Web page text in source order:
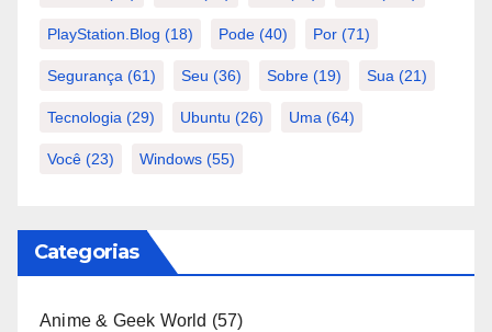
PlayStation.Blog (18) Pode (40) Por (71)
Segurança (61) Seu (36) Sobre (19) Sua (21)
Tecnologia (29) Ubuntu (26) Uma (64)
Você (23) Windows (55)
Categorias
Anime & Geek World (57)